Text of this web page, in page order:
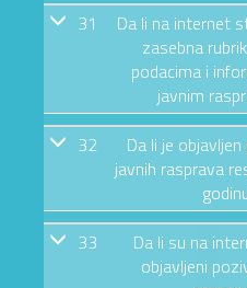
31
Da li na internet
zasebna
podacima i
javnim
32
Da li je
javnih rasprava
33
Da li su na
objavljeni